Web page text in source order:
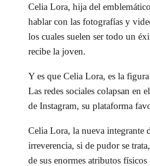
Celia Lora, hija del
hablar con las fotografías y
los cuales suelen ser todo un
recibe la joven.
Y es que Celia Lora, es la
Las redes sociales colapsan en
de Instagram, su plataforma
Celia Lora, la nueva integrante
irreverencia, si de pudor se
de sus enormes atributos